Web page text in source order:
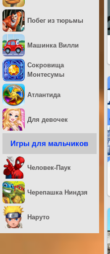
Побег из тюрьмы
Машинка Вилли
Сокровища
Монтесумы
Атлантида
Для девочек
Игры для мальчиков
Человек-Паук
Черепашка Ниндзя
Наруто